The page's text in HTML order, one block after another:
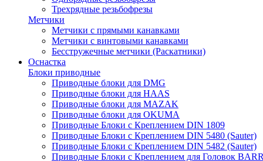
Трехрядные резьбофрезы
Метчики
Метчики с прямыми канавками
Метчики с винтовыми канавками
Бесстружечные метчики (Раскатники)
Оснастка
Блоки приводные
Приводные блоки для DMG
Приводные блоки для HAAS
Приводные блоки для MAZAK
Приводные блоки для OKUMA
Приводные Блоки с Креплением DIN 1809
Приводные Блоки с Креплением DIN 5480 (Sauter)
Приводные Блоки с Креплением DIN 5482 (Sauter)
Приводные Блоки с Креплением для Головок